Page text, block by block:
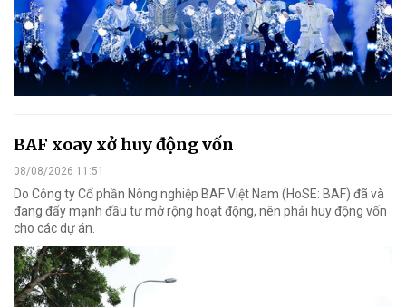
BAF xoay xở huy động vốn
08/08/2026 11:51
Do Công ty Cổ phần Nông nghiệp BAF Việt Nam (HoSE: BAF) đã và
đang đẩy mạnh đầu tư mở rộng hoạt động, nên phải huy động vốn
cho các dự án.